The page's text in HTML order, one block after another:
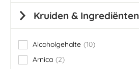
Kruiden & Ingrediënten
Alcoholgehalte 10
items
Arnica
2
items